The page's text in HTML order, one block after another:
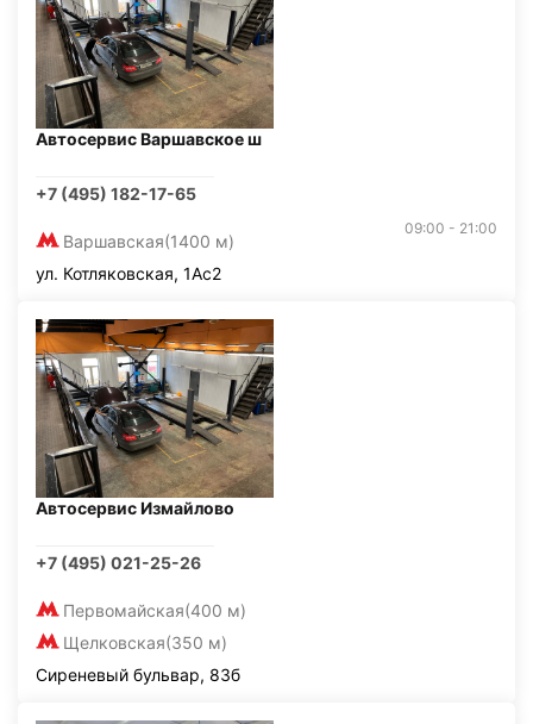
Автосервис Варшавское ш
+7 (495) 182-17-65
Варшавская(1400 м)
09:00 - 21:00
ул. Котляковская, 1Ас2
Автосервис Измайлово
+7 (495) 021-25-26
Первомайская(400 м)
Щелковская(350 м)
Сиреневый бульвар, 83б